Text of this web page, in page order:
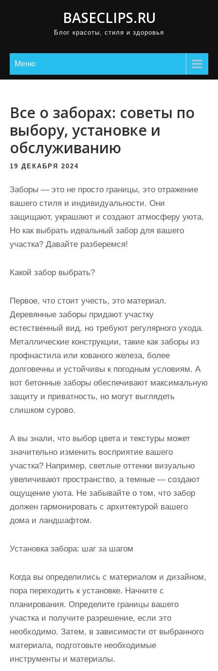
BASECLIPS.RU
Блог красоты, стиля и здоровья
Меню
Все о заборах: советы по
выбору, установке и
обслуживанию
19 ДЕКАБРЯ 2024
Заборы — это не просто границы, это отражение
вашего стиля и индивидуальности. Они
защищают, украшают и создают атмосферу уюта.
Но как выбрать идеальный забор для вашего
участка? Давайте разберемся!
Какой забор выбрать?
Первое, что стоит учесть, это материал.
Деревянные заборы придают участку
естественный вид, но требуют регулярного ухода.
Металлические конструкции, такие как заборы из
профнастила или кованого железа, более
долговечны и устойчивы к погодным условиям. А
вот бетонные заборы обеспечивают максимальную
защиту и приватность, но могут выглядеть
слишком сурово.
А вы знали, что выбор цвета и текстуры может
значительно изменить восприятие вашего
участка? Например, светлые оттенки визуально
увеличивают пространство, а темные — создают
ощущение уюта. Не забывайте о том, что забор
должен гармонировать с архитектурой вашего
дома и ландшафтом.
Установка забора: шаг за шагом
Когда вы определились с материалом и дизайном,
пора переходить к установке. Начните с
планирования. Определите границы вашего
участка и получите разрешение, если это
необходимо. Затем, в зависимости от выбранного
материала, подготовьте необходимые
инструменты и материалы.